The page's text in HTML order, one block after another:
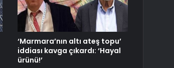
‘Marmara’nın altı ateş topu’
iddiası kavga çıkardı: ‘Hayal
ürünü!’